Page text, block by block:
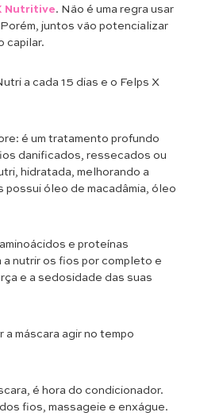
Nutritive. Não é uma regra usar
juntos vão potencializar
capilar.
a cada 15 dias e o Felps X
é um tratamento profundo
danificados, ressecados ou
hidratada, melhorando a
possui óleo de macadâmia, óleo
e proteínas
nutrir os fios por completo e
e a sedosidade das suas
máscara agir no tempo
é hora do condicionador.
fios, massageie e enxágue.